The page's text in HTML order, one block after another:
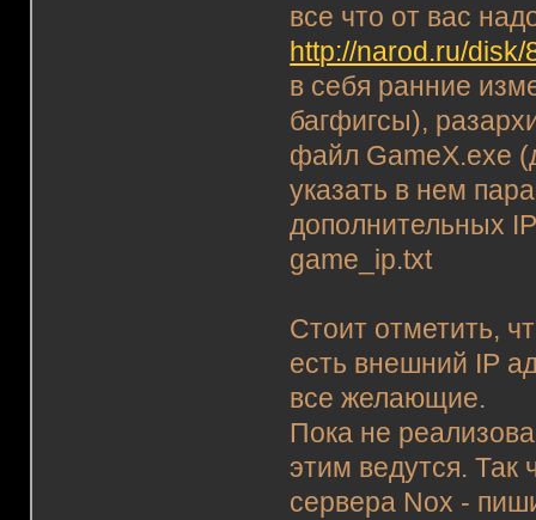
все что от вас
http://narod.ru/
в себя ранние
багфигсы),
файл GameX.exe
указать в нем
дополнительных
game_ip.txt
Стоит отметить,
есть внешний IP
все желающие.
Пока не
этим ведутся. Так
сервера Nox -